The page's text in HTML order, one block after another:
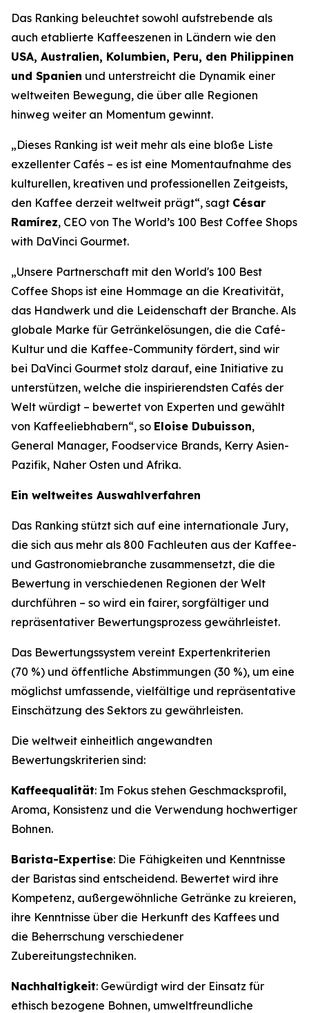
Das Ranking beleuchtet sowohl aufstrebende als
auch etablierte Kaffeeszenen in Ländern wie den
USA, Australien, Kolumbien, Peru, den Philippinen
und Spanien und unterstreicht die Dynamik einer
weltweiten Bewegung, die über alle Regionen
hinweg weiter an Momentum gewinnt.
„Dieses Ranking ist weit mehr als eine bloße Liste
exzellenter Cafés – es ist eine Momentaufnahme des
kulturellen, kreativen und professionellen Zeitgeists,
den Kaffee derzeit weltweit prägt“, sagt César
Ramírez, CEO von The World’s 100 Best Coffee Shops
with DaVinci Gourmet.
„Unsere Partnerschaft mit den World's 100 Best
Coffee Shops ist eine Hommage an die Kreativität,
das Handwerk und die Leidenschaft der Branche. Als
globale Marke für Getränkelösungen, die die Café-
Kultur und die Kaffee-Community fördert, sind wir
bei DaVinci Gourmet stolz darauf, eine Initiative zu
unterstützen, welche die inspirierendsten Cafés der
Welt würdigt – bewertet von Experten und gewählt
von Kaffeeliebhabern“, so Eloise Dubuisson,
General Manager, Foodservice Brands, Kerry Asien-
Pazifik, Naher Osten und Afrika.
Ein weltweites Auswahlverfahren
Das Ranking stützt sich auf eine internationale Jury,
die sich aus mehr als 800 Fachleuten aus der Kaffee-
und Gastronomiebranche zusammensetzt, die die
Bewertung in verschiedenen Regionen der Welt
durchführen – so wird ein fairer, sorgfältiger und
repräsentativer Bewertungsprozess gewährleistet.
Das Bewertungssystem vereint Expertenkriterien
(70 %) und öffentliche Abstimmungen (30 %), um eine
möglichst umfassende, vielfältige und repräsentative
Einschätzung des Sektors zu gewährleisten.
Die weltweit einheitlich angewandten
Bewertungskriterien sind:
Kaffeequalität: Im Fokus stehen Geschmacksprofil,
Aroma, Konsistenz und die Verwendung hochwertiger
Bohnen.
Barista-Expertise: Die Fähigkeiten und Kenntnisse
der Baristas sind entscheidend. Bewertet wird ihre
Kompetenz, außergewöhnliche Getränke zu kreieren,
ihre Kenntnisse über die Herkunft des Kaffees und
die Beherrschung verschiedener
Zubereitungstechniken.
Nachhaltigkeit: Gewürdigt wird der Einsatz für
ethisch bezogene Bohnen, umweltfreundliche